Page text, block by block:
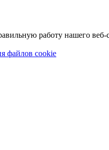
работу нашего веб-
файлов cookie